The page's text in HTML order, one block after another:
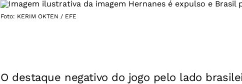
Foto: KERIM OKTEN / EFE
O destaque negativo do jogo pelo lado